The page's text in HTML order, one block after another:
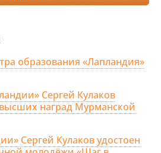
образования «Лапландия»
Сергей Кулаков
наград Мурманской
Сергей Кулаков удостоен